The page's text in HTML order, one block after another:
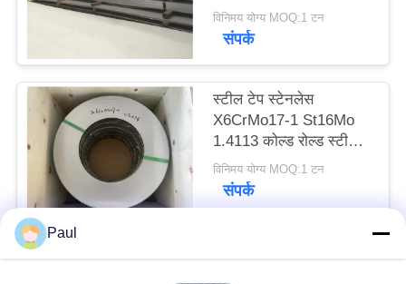
S41003 EN 1.4003
विनिमय योग्य MOQ:1 टन
संपर्क
स्टील टेप स्टेनलेस
X6CrMo17-1 St16Mo
1.4113 कोल्ड रोल्ड स्टील
स्ट्रिप
विनिमय योग्य MOQ:1 टन
संपर्क
लोकप्रिय श्रेणियां
Paul